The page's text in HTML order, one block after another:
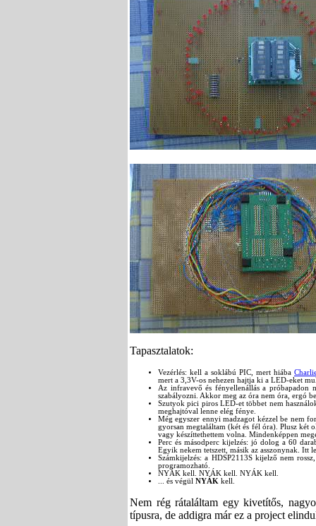
Tapasztalatok:
Vezérlés: kell a soklábú PIC, mert hiába
mert a 3,3V-os nehezen hajtja ki a LED-eket
Az infravevő és fényellenállás a
szabályozni. Akkor meg az óra nem óra, ergó
Szutyok pici piros LED-et többet nem
meghajtóval lenne elég fénye.
Még egyszer ennyi madzagot kézzel be nem
gyorsan megtaláltam (két és fél óra). Plusz
vagy készíttethettem volna. Mindenképpen
Perc és másodperc kijelzés: jó dolog a 60
Egyik nekem tetszett, másik az asszonynak. Itt
Számkijelzés: a HDSP2113S kijelző nem
programozható.
NYÁK kell. NYÁK kell. NYÁK kell.
... és végül NYÁK kell.
Nem rég rátaláltam egy kivetítős,
típusra, de addigra már ez a project